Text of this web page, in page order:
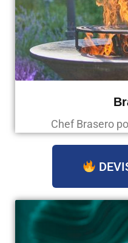
Chef Brasero